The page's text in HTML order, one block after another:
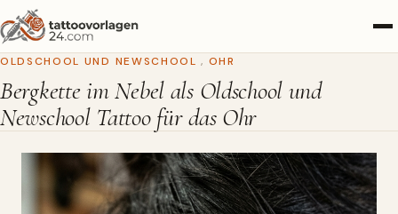
OLDSCHOOL UND NEWSCHOOL , OHR
Bergkette im Nebel als Oldschool und
Newschool Tattoo für das Ohr